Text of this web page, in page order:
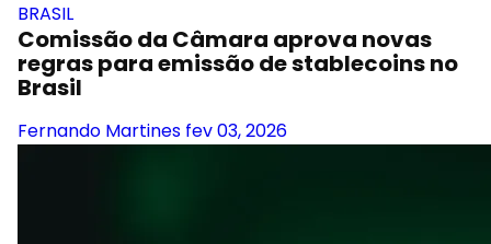
BRASIL
Comissão da Câmara aprova novas
regras para emissão de stablecoins no
Brasil
Fernando Martines fev 03, 2026